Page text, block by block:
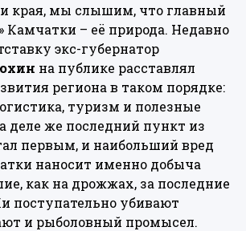
края, мы слышим, что главный
Камчатки – её природа. Недавно
экс-губернатор
на публике расставлял
региона в таком порядке:
туризм и полезные
деле же последний пункт из
первым, и наибольший вред
наносит именно добыча
как на дрожжах, за последние
поступательно убивают
и рыболовный промысел.